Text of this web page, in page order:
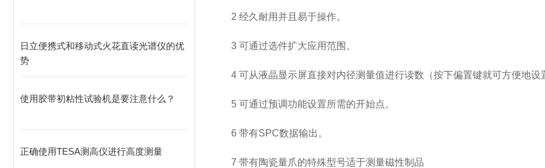
日立便携式和移动式火花直读光谱仪的优
势
使用胶带初粘性试验机是要注意什么？
正确使用TESA测高仪进行高度测量
2 经久耐用并且易于操作。
3 可通过选件扩大应用范围。
4 可从液晶显示屏直接对内径测量值进行读数（按下偏置键就可方便地设
5 可通过预调功能设置所需的开始点。
6 带有SPC数据输出。
7 带有陶瓷量爪的特殊型号适于测量磁性制品